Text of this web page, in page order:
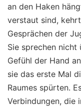
an den Haken
verstaut sind,
Gesprächen der
Sie sprechen nicht
Gefühl der Hand
sie das erste Mal
Raumes spürten.
Verbindungen, die